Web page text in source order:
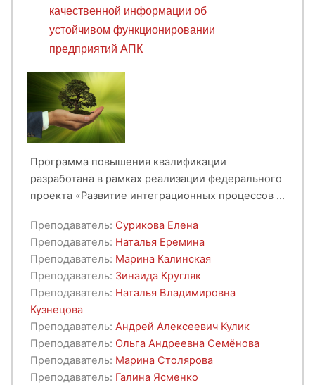
качественной информации об
устойчивом функционировании
предприятий АПК
Программа повышения квалификации
разработана в рамках реализации федерального
проекта «Развитие интеграционных процессов в
индустрии», раздел 2 «Высшее образование и
дополнительное профессиональное
образование доступно во всех регионах
Российской Федерации» в целях наращивания
кадрового потенциала экономики и социальной
сферы, а также обеспечения регионального
развития.
среднего уровня финансово-экономических
служб организаций АПК.
Уникальность программы состоит в
формировании у слушателей компетенций в
области подготовки качественной финансовой и
нефинансовой информации о деятельности
организаций АПК на базе стандартов ФСБУ,
МСФО,GRI, SASB с учетом отраслевой
специфики.
Преподаватель: Сурикова Елена
Преподаватель: Наталья Еремина
Преподаватель: Марина Калинская
Преподаватель: Зинаида Кругляк
Преподаватель: Наталья Владимировна
Кузнецова
Преподаватель: Андрей Алексеевич Кулик
Преподаватель: Ольга Андреевна Семёнова
Преподаватель: Марина Столярова
Преподаватель: Галина Ясменко